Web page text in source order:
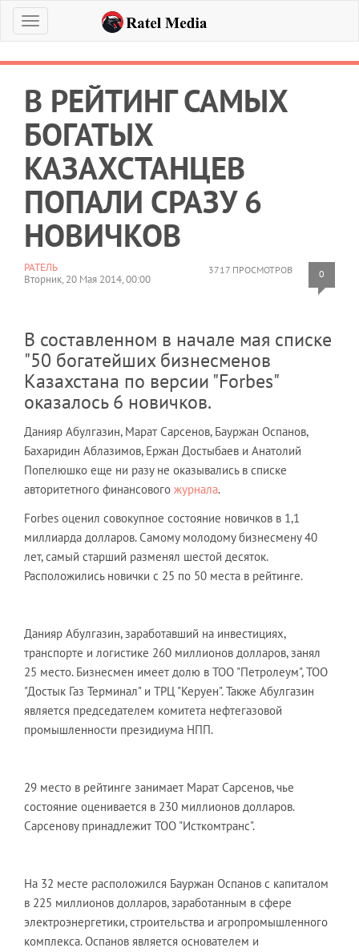
Меню
В РЕЙТИНГ САМЫХ
БОГАТЫХ
КАЗАХСТАНЦЕВ
ПОПАЛИ СРАЗУ 6
НОВИЧКОВ
3717 ПРОСМОТРОВ 0
РАТЕЛЬ
Вторник, 20 Мая 2014, 00:00
В составленном в начале мая списке
"50 богатейших бизнесменов
Казахстана по версии "Forbes"
оказалось 6 новичков.
Данияр Абулгазин, Марат Сарсенов, Бауржан Оспанов,
Бахаридин Аблазимов, Ержан Достыбаев и Анатолий
Попелюшко еще ни разу не оказывались в списке
авторитетного финансового журнала.
Forbes оценил совокупное состояние новичков в 1,1
миллиарда долларов. Самому молодому бизнесмену 40
лет, самый старший разменял шестой десяток.
Расположились новички с 25 по 50 места в рейтинге.
Данияр Абулгазин, заработавший на инвестициях,
транспорте и логистике 260 миллионов долларов, занял
25 место. Бизнесмен имеет долю в ТОО "Петролеум", ТОО
"Достык Газ Терминал" и ТРЦ "Керуен". Также Абулгазин
является председателем комитета нефтегазовой
промышленности президиума НПП.
29 место в рейтинге занимает Марат Сарсенов, чье
состояние оценивается в 230 миллионов долларов.
Сарсенову принадлежит ТОО "Исткомтранс".
На 32 месте расположился Бауржан Оспанов с капиталом
в 225 миллионов долларов, заработанным в сфере
электроэнергетики, строительства и агропромышленного
комплекса. Оспанов является основателем и